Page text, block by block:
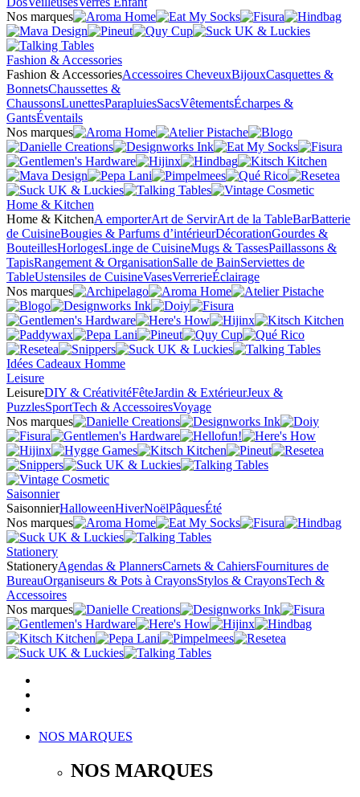
Nos marques
Fashion & Accessories
Fashion & AccessoriesAccessoires CheveuxBijouxCasquettes &
BonnetsChaussettes &
ChaussonsLunettesParapluiesSacsVêtementsÉcharpes &
GantsÉventails
Nos marques
Home & Kitchen
Home & KitchenA emporterArt de ServirArt de la TableBarBatterie
de CuisineBougies & Parfums d’intérieurDécorationGourdes &
BouteillesHorlogesLinge de CuisineMugs & TassesPaillassons &
TapisRangement & OrganisationSalle de BainServiettes de
TableUstensiles de CuisineVasesVerrerieÉclairage
Nos marques
Idées Cadeaux Homme
Leisure
LeisureDIY & CréativitéFêteJardin & ExtérieurJeux &
PuzzlesSportTech & AccessoiresVoyage
Nos marques
Saisonnier
SaisonnierHalloweenHiverNoëlPâquesÉté
Nos marques
Stationery
StationeryAgendas & PlannersCarnets & CahiersFournitures de
BureauOrganiseurs & Pots à CrayonsStylos & CrayonsTech &
Accessoires
Nos marques
NOS MARQUES
NOS MARQUES